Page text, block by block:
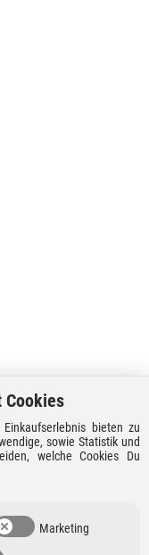
Cookies
bieten zu
sowie Statistik und
welche Cookies Du
Marketing